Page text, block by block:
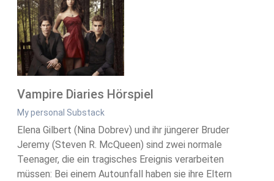
Vampire Diaries Hörspiel
My personal Substack
Elena Gilbert (Nina Dobrev) und ihr jüngerer Bruder
Jeremy (Steven R. McQueen) sind zwei normale
Teenager, die ein tragisches Ereignis verarbeiten
müssen: Bei einem Autounfall haben sie ihre Eltern